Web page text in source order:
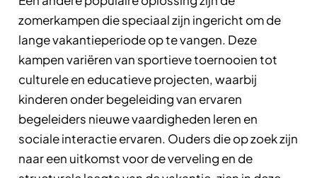
zomerkampen die speciaal zijn ingericht om de
lange vakantieperiode op te vangen. Deze
kampen variëren van sportieve toernooien tot
culturele en educatieve projecten, waarbij
kinderen onder begeleiding van ervaren
begeleiders nieuwe vaardigheden leren en
sociale interactie ervaren. Ouders die op zoek zijn
naar een uitkomst voor de verveling en de